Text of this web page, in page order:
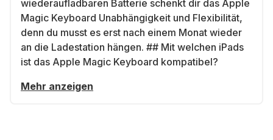
wiederaufladbaren Batterie schenkt dir das Apple
Magic Keyboard Unabhängigkeit und Flexibilität,
denn du musst es erst nach einem Monat wieder
an die Ladestation hängen. ## Mit welchen iPads
ist das Apple Magic Keyboard kompatibel?
Mehr anzeigen